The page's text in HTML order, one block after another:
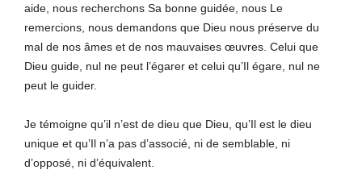
aide, nous recherchons Sa bonne guidée, nous Le
remercions, nous demandons que Dieu nous préserve du
mal de nos âmes et de nos mauvaises œuvres. Celui que
Dieu guide, nul ne peut l’égarer et celui qu’Il égare, nul ne
peut le guider.
Je témoigne qu’il n’est de dieu que Dieu, qu’Il est le dieu
unique et qu’Il n’a pas d’associé, ni de semblable, ni
d’opposé, ni d’équivalent.